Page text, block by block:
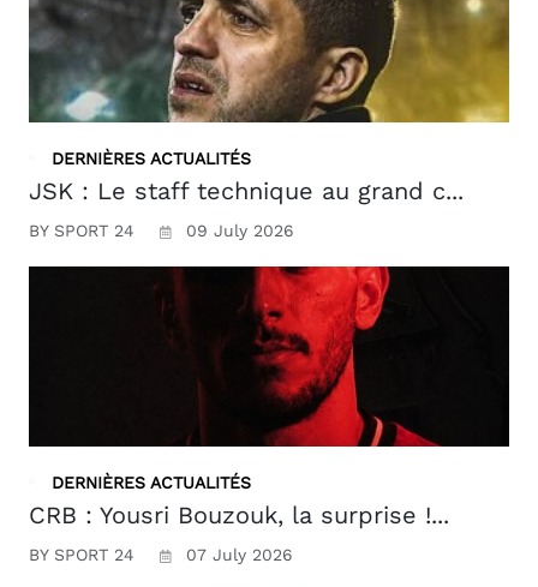
DERNIÈRES ACTUALITÉS
JSK : Le staff technique au grand c...
BY SPORT 24 09 July 2026
DERNIÈRES ACTUALITÉS
CRB : Yousri Bouzouk, la surprise !...
BY SPORT 24 07 July 2026